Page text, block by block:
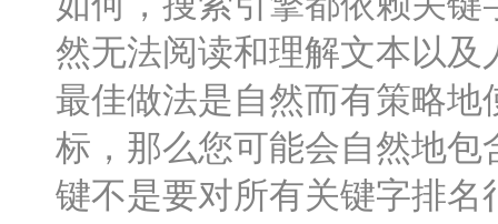
然无法阅读和理解文本以
最佳做法是自然而有策略
标，那么您可能会自然地
键不是要对所有关键字排